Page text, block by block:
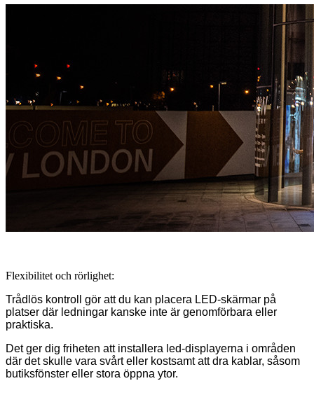
Flexibilitet och rörlighet:
Trådlös kontroll gör att du kan placera LED-skärmar på
platser där ledningar kanske inte är genomförbara eller
praktiska.
Det ger dig friheten att installera led-displayerna i områden
där det skulle vara svårt eller kostsamt att dra kablar, såsom
butiksfönster eller stora öppna ytor.